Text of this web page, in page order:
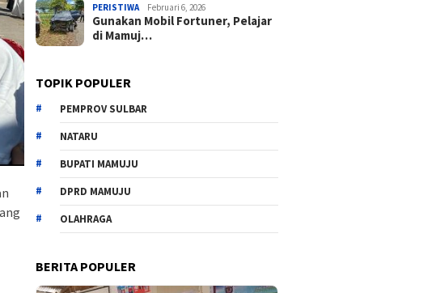
PERISTIWA Februari 6, 2026
Gunakan Mobil Fortuner, Pelajar
di Mamuj…
TOPIK POPULER
PEMPROV SULBAR
NATARU
BUPATI MAMUJU
DPRD MAMUJU
OLAHRAGA
BERITA POPULER